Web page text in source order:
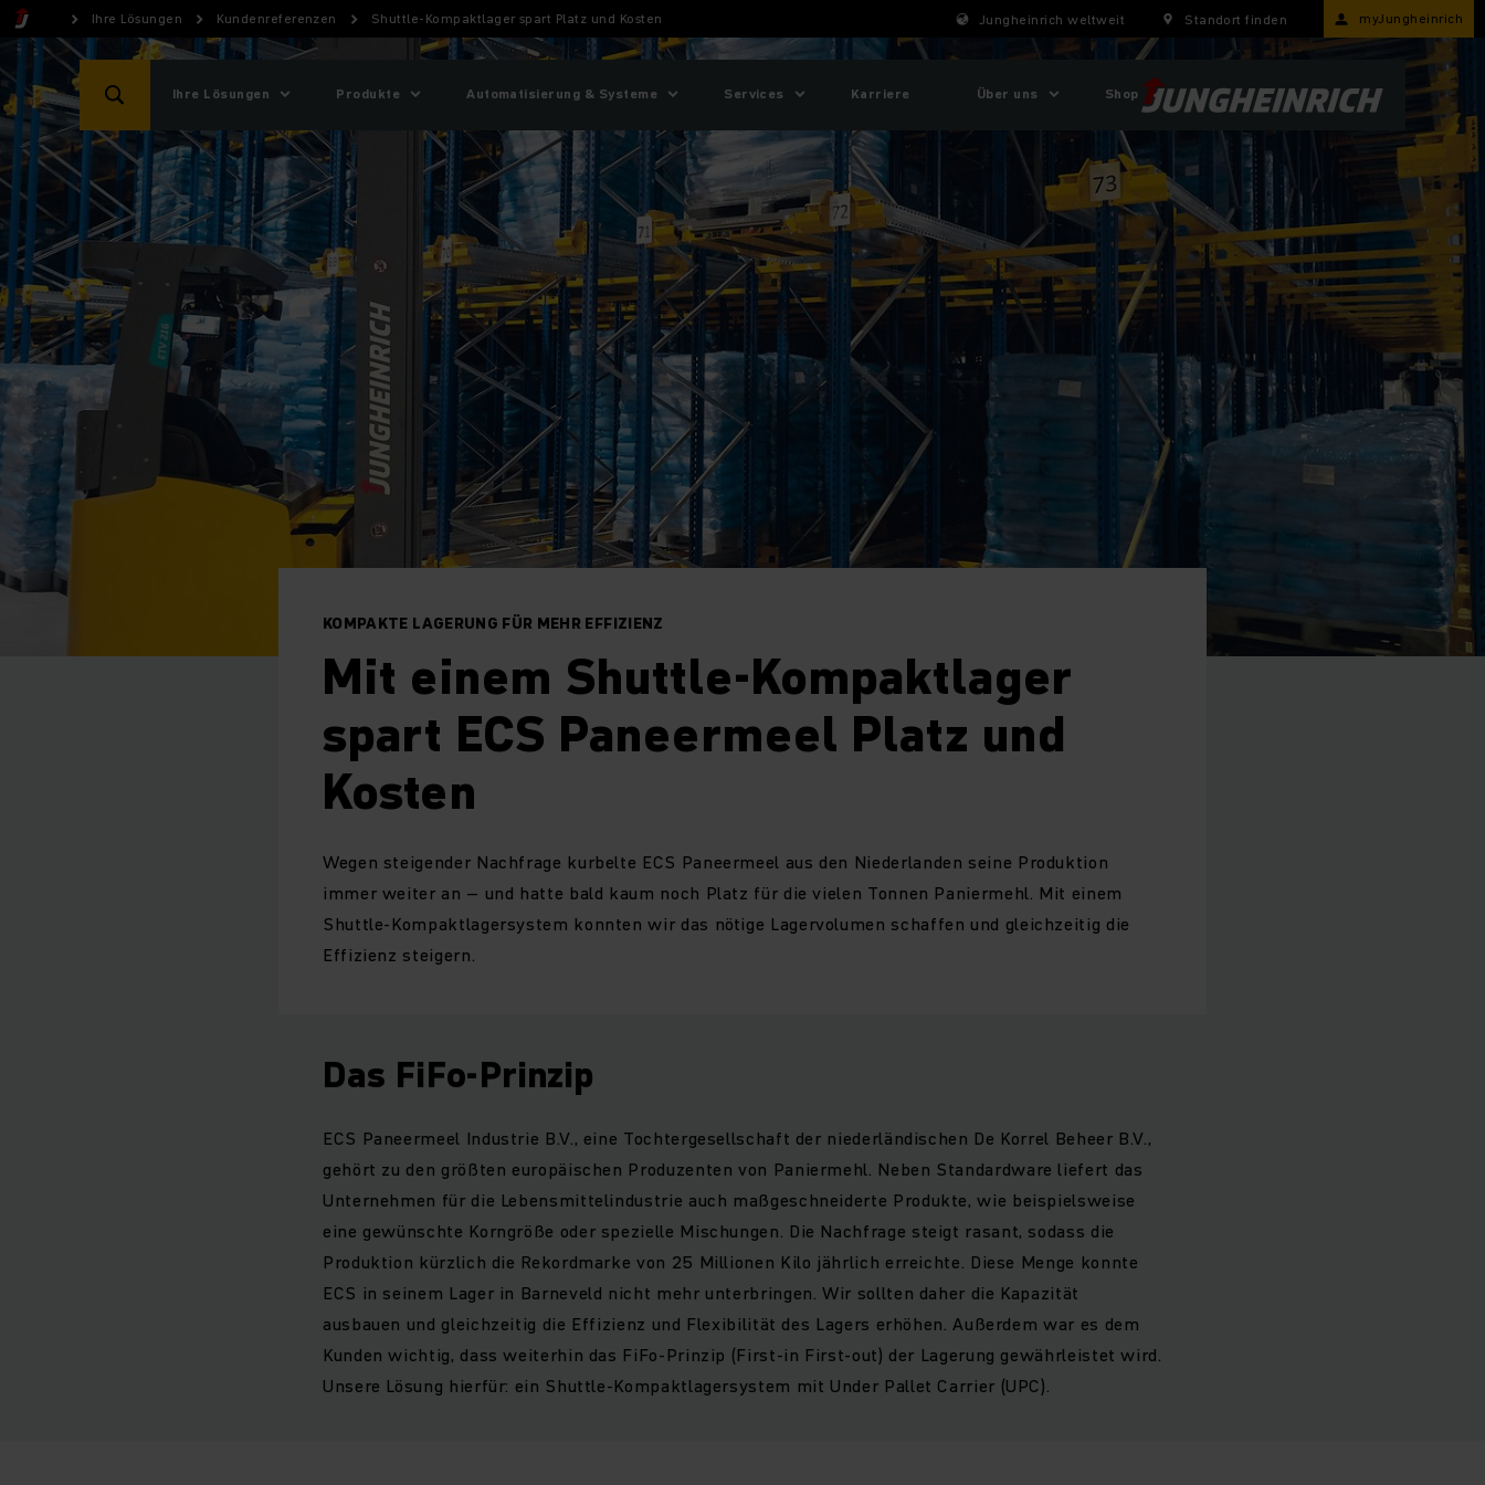
Ihre Lösungen Kundenreferenzen Shuttle-Kompaktlager spart Platz und Kosten Jungheinrich weltweit Standort finden myJungheinrich
Ihre Lösungen Produkte Automatisierung & Systeme Services Karriere Über uns Shop
KOMPAKTE LAGERUNG FÜR MEHR EFFIZIENZ
Mit einem Shuttle-Kompaktlager
spart ECS Paneermeel Platz und
Kosten
Wegen steigender Nachfrage kurbelte ECS Paneermeel aus den Niederlanden seine Produktion
immer weiter an – und hatte bald kaum noch Platz für die vielen Tonnen Paniermehl. Mit einem
Shuttle-Kompaktlagersystem konnten wir das nötige Lagervolumen schaffen und gleichzeitig die
Effizienz steigern.
Das FiFo-Prinzip
ECS Paneermeel Industrie B.V., eine Tochtergesellschaft der niederländischen De Korrel Beheer B.V.,
gehört zu den größten europäischen Produzenten von Paniermehl. Neben Standardware liefert das
Unternehmen für die Lebensmittelindustrie auch maßgeschneiderte Produkte, wie beispielsweise
eine gewünschte Korngröße oder spezielle Mischungen. Die Nachfrage steigt rasant, sodass die
Produktion kürzlich die Rekordmarke von 25 Millionen Kilo jährlich erreichte. Diese Menge konnte
ECS in seinem Lager in Barneveld nicht mehr unterbringen. Wir sollten daher die Kapazität
ausbauen und gleichzeitig die Effizienz und Flexibilität des Lagers erhöhen. Außerdem war es dem
Kunden wichtig, dass weiterhin das FiFo-Prinzip (First-in First-out) der Lagerung gewährleistet wird.
Unsere Lösung hierfür: ein Shuttle-Kompaktlagersystem mit Under Pallet Carrier (UPC).